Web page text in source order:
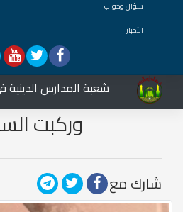
سؤال وجواب
الأخبار
شعبة المدارس الدينية
وركبت
شارك مع